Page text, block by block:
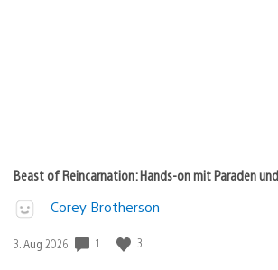
Beast of Reincarnation: Hands-on mit Paraden
Corey Brotherson
Veröffentlichungsdatum:
3. Aug 2026 1 3